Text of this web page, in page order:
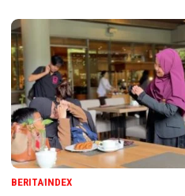
BERITAINDEX